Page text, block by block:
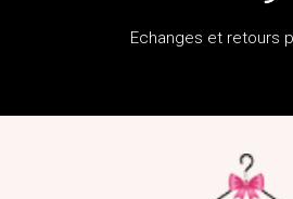
Echanges et retours